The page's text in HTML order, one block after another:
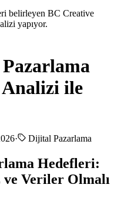
ile
· Dijital Pazarlama
Hedefleri:
Veriler Olmalı